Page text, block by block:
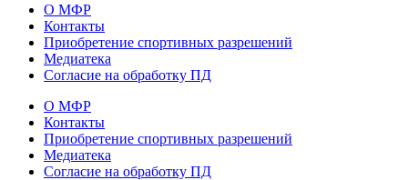
О МФР
Контакты
Приобретение спортивных разрешений
Медиатека
Согласие на обработку ПД
О МФР
Контакты
Приобретение спортивных разрешений
Медиатека
Согласие на обработку ПД